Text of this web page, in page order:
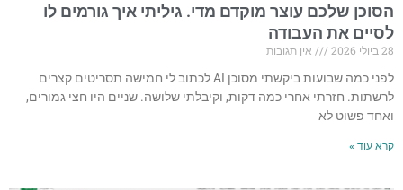
הסוכן שלכם עוצר מוקדם מדי. גיליתי איך גורמים לו
לסיים את העבודה
28 ביולי 2026
אין תגובות
לפני כמה שבועות ביקשתי מסוכן AI לכתוב לי חמישה תסריטים קצרים
לרשתות. חזרתי אחרי כמה דקות, וקיבלתי שלושה. שניים היו חצי גמורים,
ואחד פשוט לא
קרא עוד »